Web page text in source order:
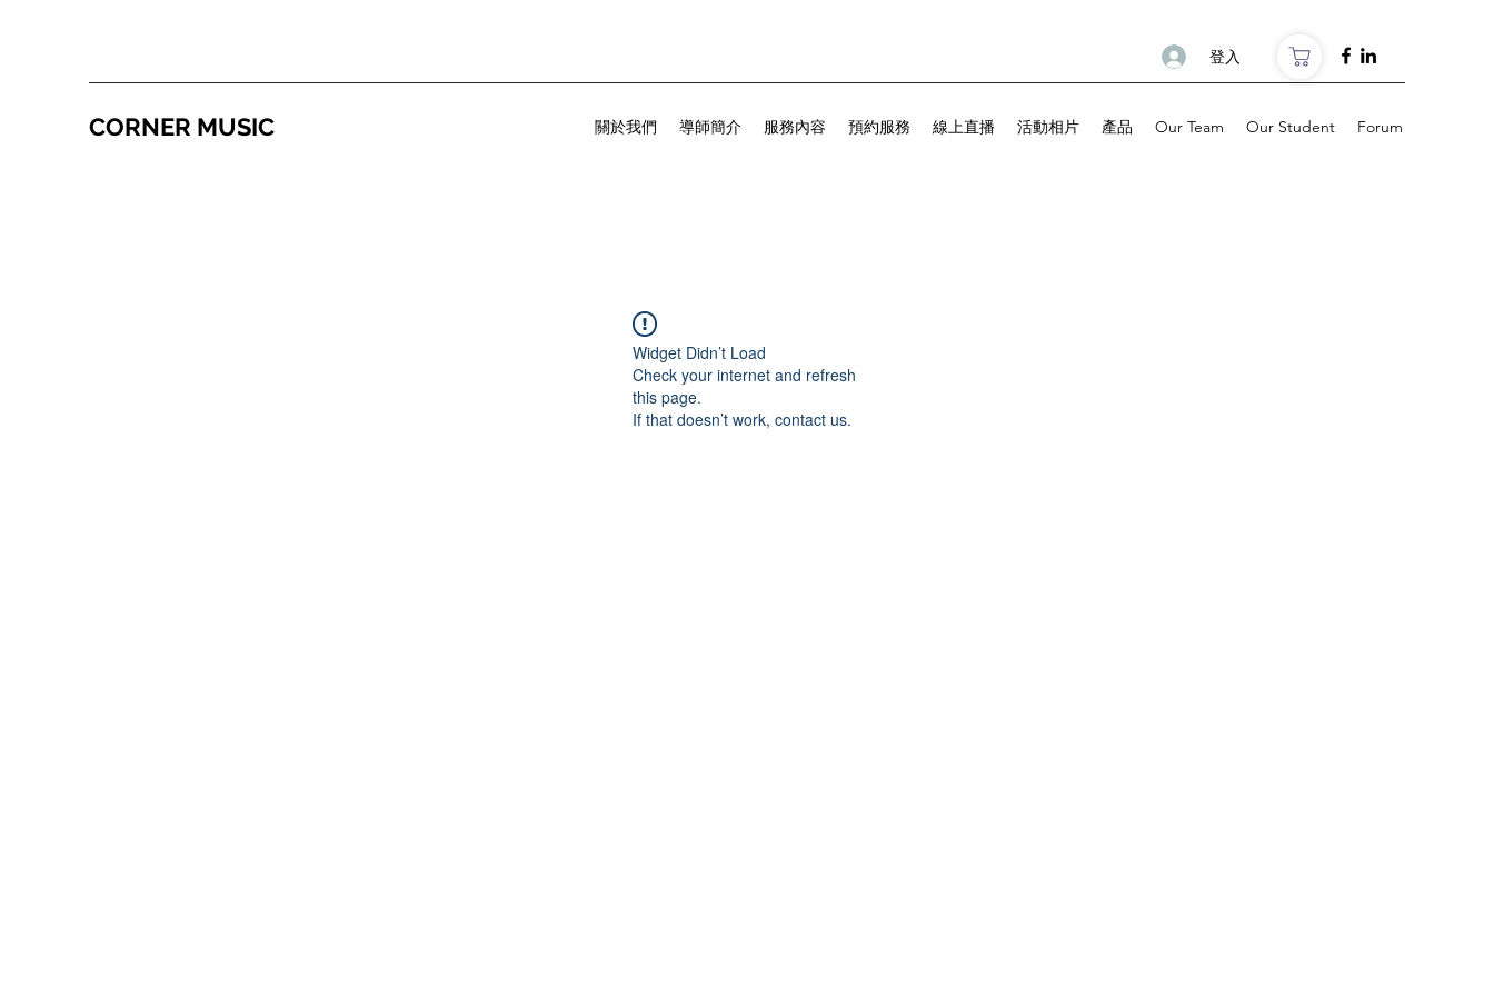
登入
CORNER MUSIC 關於我們 導師簡介 服務內容 預約服務 線上直播 活動相片 產品 Our Team Our Student Forum
Widget Didn’t Load
Check your internet and refresh
this page.
If that doesn’t work, contact us.